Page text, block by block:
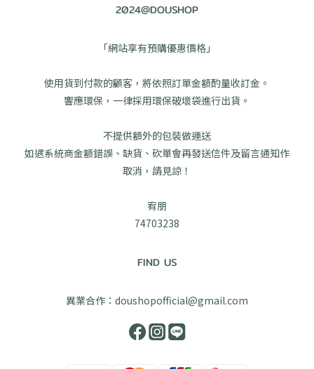
2024@DOUSHOP
「網站享有預購優惠價格」
使用貨到付款的顧客，將依照訂單金額酌量收訂金。
響應環保，一律採用環保破壞袋進行出貨。
不提供額外的包裝做運送
如遇系統商金額錯誤、缺貨、砍單會再發送信件及留言通知作
取消，請見諒！
宥朋
74703238
FIND US
異業合作：doushopofficial@gmail.com